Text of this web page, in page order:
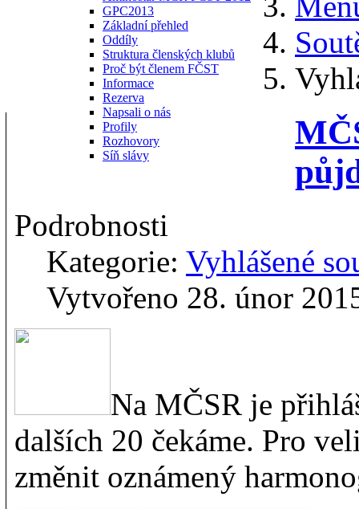
GPC2013
Základní přehled
Oddíly
Struktura členských klubů
Proč být členem FČST
Informace
Rezerva
Napsali o nás
Profily
Rozhovory
Síň slávy
Podrobnosti
Kategorie: Vyhlášené
Vytvořeno 28. únor
Na MČSR je
dalších 20 čekáme. Pro
změnit oznámený